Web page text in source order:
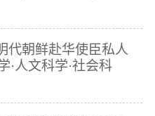
代朝鲜赴华使臣私人
·人文科学·社会科